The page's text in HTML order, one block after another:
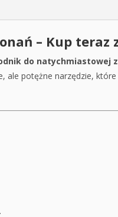
– Kup teraz
do natychmiastowej
ale potężne narzędzie,